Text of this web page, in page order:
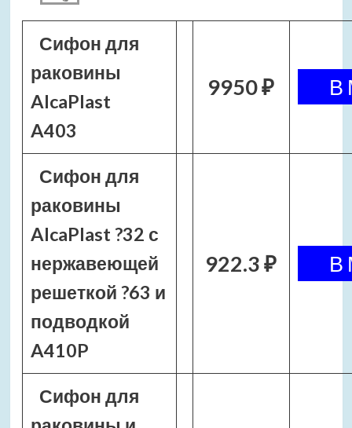
Сифон для
раковины
AlcaPlast
A403
9950 ₽
Сифон для
раковины
AlcaPlast ?32 с
нержавеющей
решеткой ?63 и
подводкой
A410P
922.3 ₽
Сифон для